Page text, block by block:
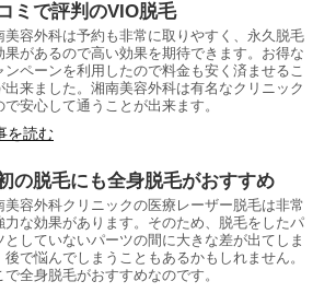
ミで評判のVIO脱毛
美容外科は予約も非常に取りやすく、永久脱毛
果があるので高い効果を期待できます。お得な
ンペーンを利用したので料金も安く済ませるこ
出来ました。湘南美容外科は有名なクリニック
で安心して通うことが出来ます。
を読む
の脱毛にも全身脱毛がおすすめ
美容外科クリニックの医療レーザー脱毛は非常
力な効果があります。そのため、脱毛をしたパ
としていないパーツの間に大きな差が出てしま
後で悩んでしまうこともあるかもしれません。
で全身脱毛がおすすめなのです。